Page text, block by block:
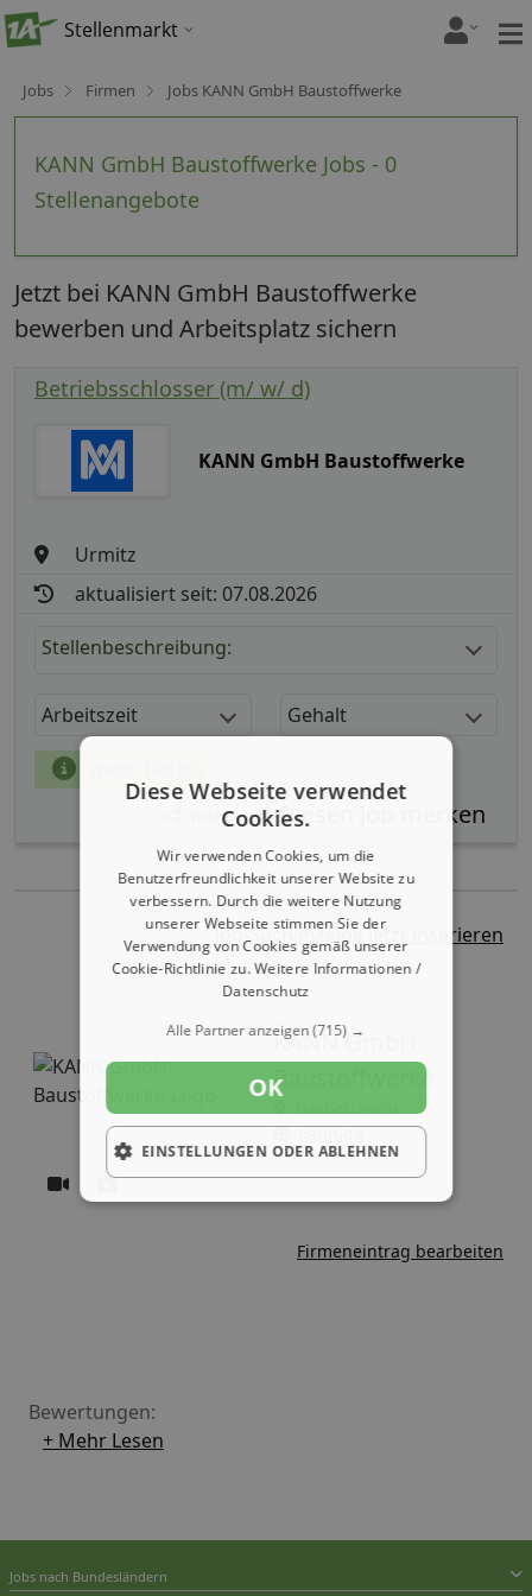
Stellenmarkt
Jobs Firmen Jobs KANN GmbH Baustoffwerke
KANN GmbH Baustoffwerke Jobs - 0
Stellenangebote
Jetzt bei KANN GmbH Baustoffwerke
bewerben und Arbeitsplatz sichern
Betriebsschlosser (m/ w/ d)
KANN GmbH Baustoffwerke
Urmitz
aktualisiert seit: 07.08.2026
Stellenbeschreibung:
Arbeitszeit Gehalt
Teilen
Job-Suchanzeige jetzt inserieren
KANN GmbH
Baustoffwerke
kann.de
Firmeneintrag bearbeiten
Bewertungen:
+ Mehr Lesen
Jobs nach Bundesländern
Diese Webseite verwendet
Cookies.
Wir verwenden Cookies, um die
Benutzerfreundlichkeit unserer Website zu
verbessern. Durch die weitere Nutzung
unserer Webseite stimmen Sie der
Verwendung von Cookies gemäß unserer
Cookie-Richtlinie zu.Weitere Informationen /
Datenschutz
Alle Partner anzeigen(715) →
OK
EINSTELLUNGEN ODER ABLEHNEN